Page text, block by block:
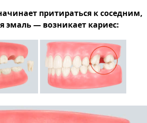
притираться к соседним,
эмаль — возникает кариес: